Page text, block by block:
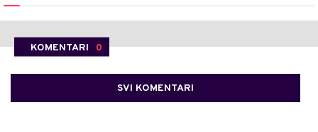
KOMENTARI 0
SVI KOMENTARI